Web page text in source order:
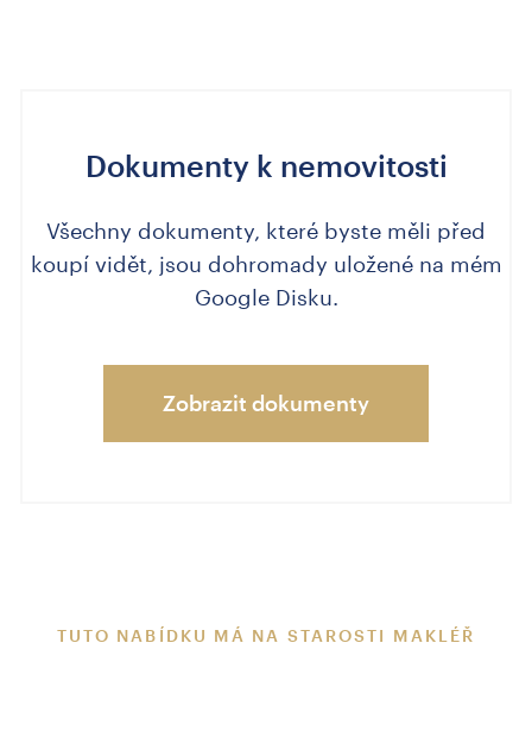
Dokumenty k nemovitosti
Všechny dokumenty, které byste měli před
koupí vidět, jsou dohromady uložené na mém
Google Disku.
Zobrazit dokumenty
TUTO NABÍDKU MÁ NA STAROSTI MAKLÉŘ